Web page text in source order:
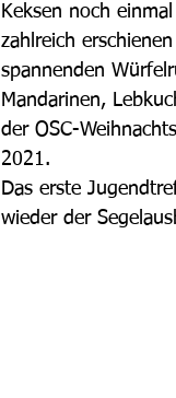
Keksen noch
zahlreich
spannenden
Mandarinen,
der OSC-
2021.
Das erste
wieder der